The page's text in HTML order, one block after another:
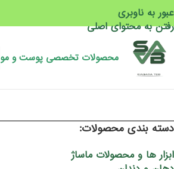
عبور به ناوبری
رفتن به محتوای اصلی
محصولات تخصصی پوست و مو
دسته بندی محصولات:
ابزار ها و محصولات ماساژ